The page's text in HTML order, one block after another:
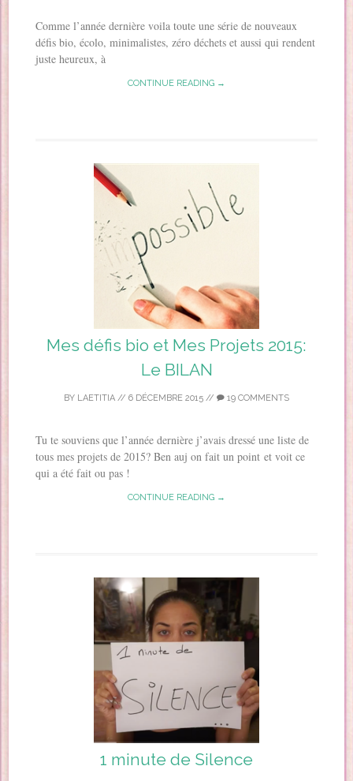
Comme l’année dernière voila toute une série de nouveaux
défis bio, écolo, minimalistes, zéro déchets et aussi qui rendent
juste heureux, à
CONTINUE READING →
Mes défis bio et Mes Projets 2015:
Le BILAN
BY LAETITIA // 6 DÉCEMBRE 2015 // 19 COMMENTS
Tu te souviens que l’année dernière j’avais dressé une liste de
tous mes projets de 2015? Ben auj on fait un point et voit ce
qui a été fait ou pas !
CONTINUE READING →
1 minute de Silence